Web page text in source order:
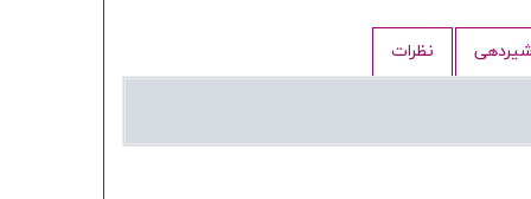
شیردهی نظرات